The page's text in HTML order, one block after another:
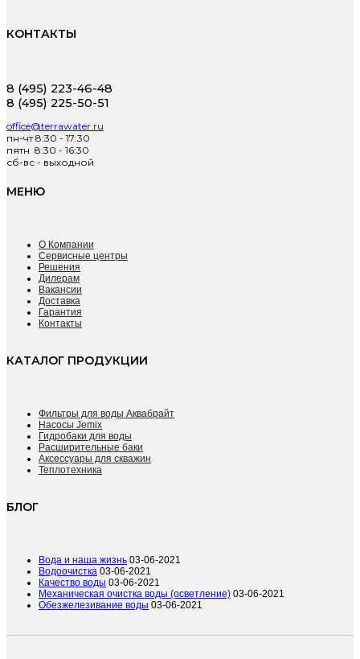
КОНТАКТЫ
8 (495) 223-46-48
8 (495) 225-50-51
office@terrawater.ru
пн-чт 8:30 - 17:30
пятн 8:30 - 16:30
сб-вс - выходной
МЕНЮ
О Компании
Сервисные центры
Решения
Дилерам
Вакансии
Доставка
Гарантия
Контакты
КАТАЛОГ ПРОДУКЦИИ
Фильтры для воды Аквабрайт
Насосы Jemix
Гидробаки для воды
Расширительные баки
Аксессуары для скважин
Теплотехника
БЛОГ
Вода и наша жизнь 03-06-2021
Водоочистка 03-06-2021
Качество воды 03-06-2021
Механическая очистка воды (осветление) 03-06-2021
Обезжелезивание воды 03-06-2021